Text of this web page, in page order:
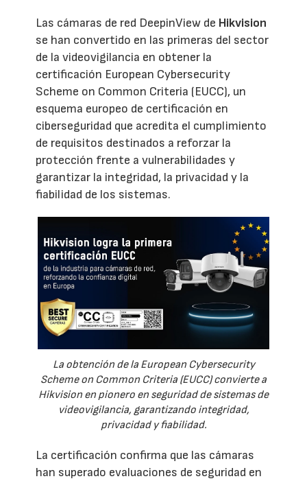
Las cámaras de red DeepinView de Hikvision
se han convertido en las primeras del sector
de la videovigilancia en obtener la
certificación European Cybersecurity
Scheme on Common Criteria (EUCC), un
esquema europeo de certificación en
ciberseguridad que acredita el cumplimiento
de requisitos destinados a reforzar la
protección frente a vulnerabilidades y
garantizar la integridad, la privacidad y la
fiabilidad de los sistemas.
La obtención de la European Cybersecurity
Scheme on Common Criteria (EUCC) convierte a
Hikvision en pionero en seguridad de sistemas de
videovigilancia, garantizando integridad,
privacidad y fiabilidad.
La certificación confirma que las cámaras
han superado evaluaciones de seguridad en